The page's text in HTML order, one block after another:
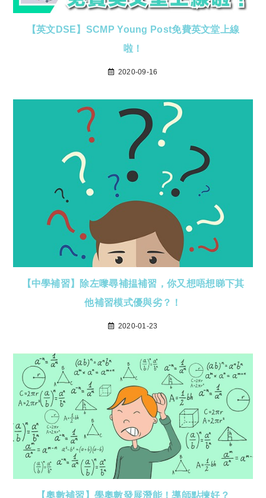
【英文DSE】SCMP Young Post免費英文堂上線
啦！
2020-09-16
【中學補習】除左嚟尋補揾補習，你又想唔想睇下其
他補習模式優與劣？！
2020-01-23
【奧數補習】學奧數發展潛能！導師點揀好？